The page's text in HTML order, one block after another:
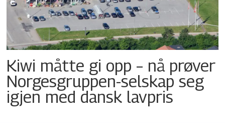
Kiwi måtte gi opp – nå prøver
Norgesgruppen-selskap seg
igjen med dansk lavpris